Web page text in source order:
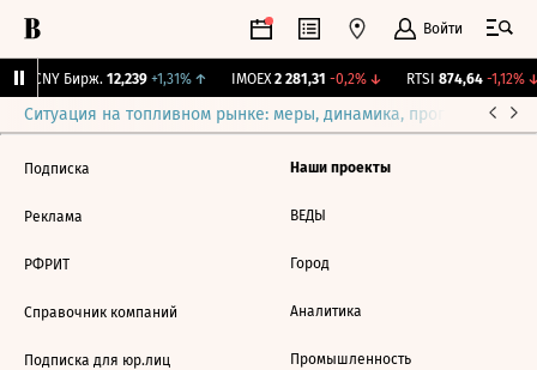
Войти
CNY Бирж. 12,239 +1,31%↑ IMOEX 2 281,31 -0,2%↓ RTSI 874,64 -1,12%↓
Ситуация на топливном рынке: меры, динамика, прогнозы
Подписка
Реклама
РФРИТ
Справочник компаний
Подписка для юр.лиц
Наши проекты
ВЕДЫ
Город
Аналитика
Промышленность